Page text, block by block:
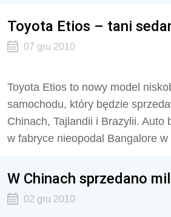
Toyota Etios – tani
07 gru 2010
Toyota Etios to nowy model
samochodu, który będzie
Chinach, Tajlandii i Brazylii. Auto
w fabryce nieopodal Bangalore w
W Chinach sprzedano
02 gru 2010